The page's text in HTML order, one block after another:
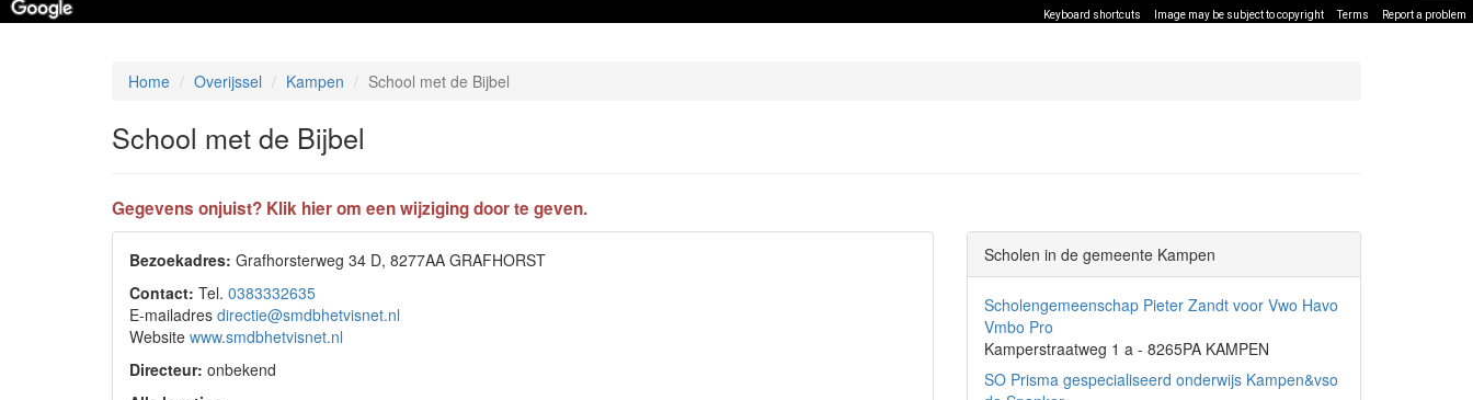
Keyboard shortcuts Image may be subject to copyright Terms Report a problem
Home Overijssel Kampen School met de Bijbel
School met de Bijbel
Gegevens onjuist? Klik hier om een wijziging door te geven.
Bezoekadres: Grafhorsterweg 34 D, 8277AA GRAFHORST
Contact: Tel. 0383332635
E-mailadres directie@smdbhetvisnet.nl
Website www.smdbhetvisnet.nl
Directeur: onbekend
Scholen in de gemeente Kampen
Scholengemeenschap Pieter Zandt voor Vwo Havo
Vmbo Pro
Kamperstraatweg 1 a - 8265PA KAMPEN
SO Prisma gespecialiseerd onderwijs Kampen&vso